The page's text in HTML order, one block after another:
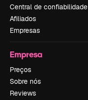
Central de confiabilidade
Afiliados
Empresas
Empresa
Preços
Sobre nós
Reviews